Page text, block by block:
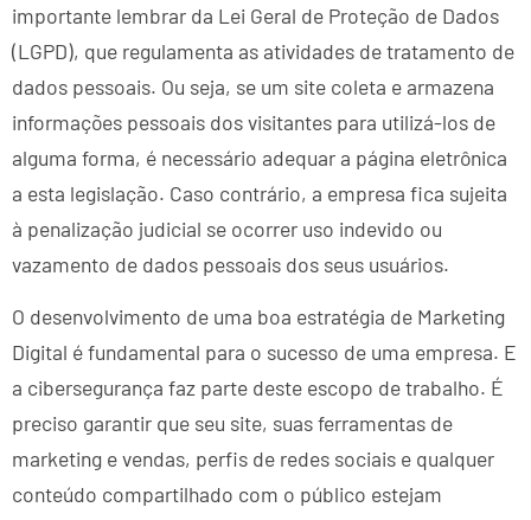
importante lembrar da Lei Geral de Proteção de Dados
(LGPD), que regulamenta as atividades de tratamento de
dados pessoais. Ou seja, se um site coleta e armazena
informações pessoais dos visitantes para utilizá-los de
alguma forma, é necessário adequar a página eletrônica
a esta legislação. Caso contrário, a empresa fica sujeita
à penalização judicial se ocorrer uso indevido ou
vazamento de dados pessoais dos seus usuários.
O desenvolvimento de uma boa estratégia de Marketing
Digital é fundamental para o sucesso de uma empresa. E
a cibersegurança faz parte deste escopo de trabalho. É
preciso garantir que seu site, suas ferramentas de
marketing e vendas, perfis de redes sociais e qualquer
conteúdo compartilhado com o público estejam